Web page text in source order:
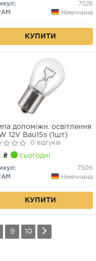
7528
Німеччина
КУПИТИ
допоміжн. освітлення
12V Ваu15s (1шт)
0 відгуків
₴ сьогодні
7506
Німеччина
КУПИТИ
9 10